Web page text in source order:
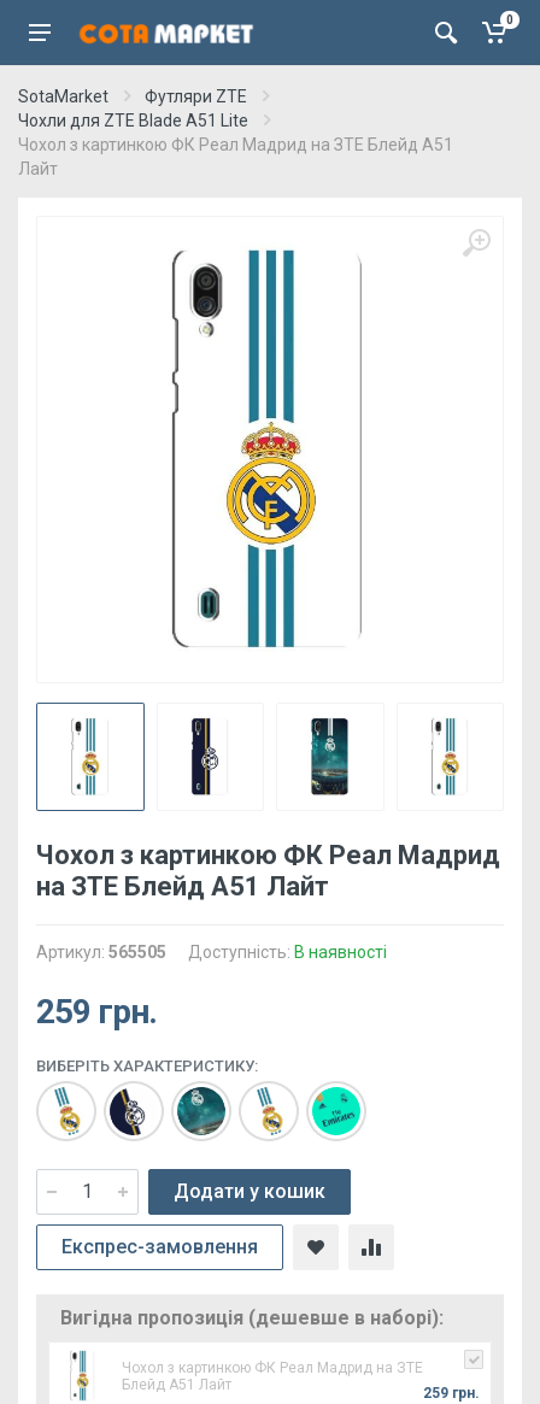
0
SotaMarket
Футляри ZTE
Чохли для ZTE Blade A51 Lite
Чохол з картинкою ФК Реал Мадрид на ЗТЕ Блейд А51
Лайт
Чохол з картинкою ФК Реал Мадрид
на ЗТЕ Блейд А51 Лайт
Артикул: 565505 Доступність: В наявності
259 грн.
ВИБЕРІТЬ ХАРАКТЕРИСТИКУ:
Додати у кошик
Експрес-замовлення
Вигідна пропозиція (дешевше в наборі):
Чохол з картинкою ФК Реал Мадрид на ЗТЕ
Блейд А51 Лайт
259 грн.